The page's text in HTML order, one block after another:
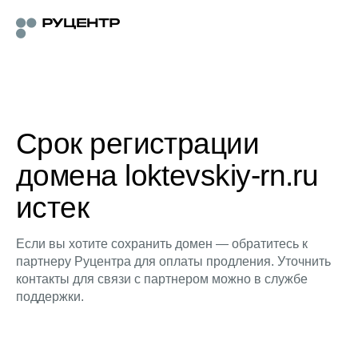
Срок регистрации
домена loktevskiy-rn.ru
истек
Если вы хотите сохранить домен — обратитесь к
партнеру Руцентра для оплаты продления. Уточнить
контакты для связи с партнером можно в службе
поддержки.